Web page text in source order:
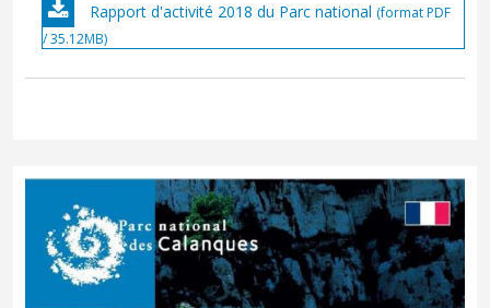
Rapport d'activité 2018 du Parc national (format PDF
/ 35.12MB)